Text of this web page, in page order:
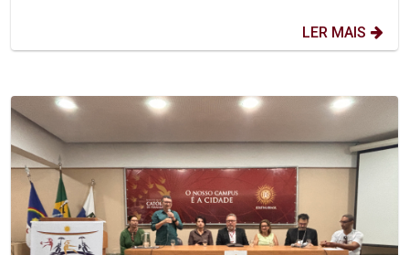
LER MAIS